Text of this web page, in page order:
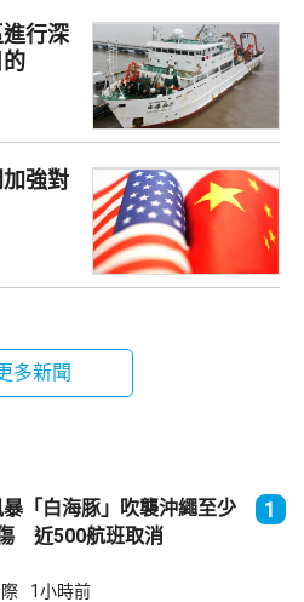
行深
強對
多新聞
暴「白海豚」吹襲沖繩至少
近500航班取消
1
1小時前